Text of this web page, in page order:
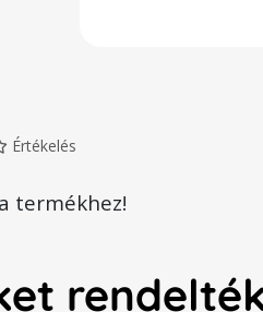
Értékelés
termékhez!